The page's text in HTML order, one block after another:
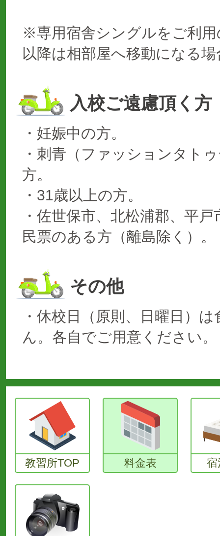
※専用宿舎シングルをご利
以降は相部屋へ移動になる
入校ご遠慮頂く方
・妊娠中の方。
・刺青（ファッションタト
方。
・31歳以上の方。
・佐世保市、北松浦郡、平
民票のある方（離島除く）。
その他
・休校日（原則、日曜日）
ん。各自でご用意ください。
教習所TOP 料金表 宿